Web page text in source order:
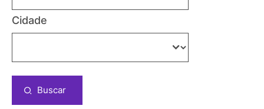
Cidade
Buscar